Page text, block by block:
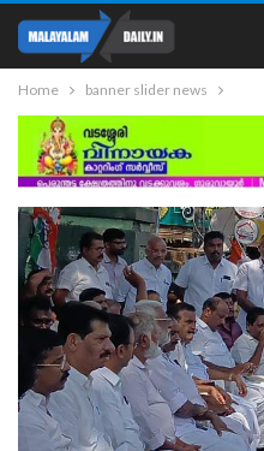
Home banner slider news